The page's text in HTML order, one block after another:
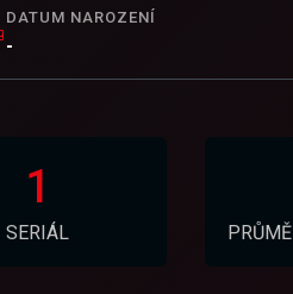
DATUM NAROZENÍ
-
1
SERIÁL